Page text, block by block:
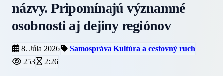
názvy. Pripomínajú významné
osobnosti aj dejiny regiónov
8. Júla 2026 Samospráva Kultúra a cestovný ruch
253
2:26